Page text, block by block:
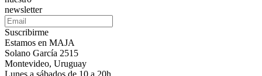
newsletter
Suscribirme
Estamos en MAJA
Solano García 2515
Montevideo, Uruguay
Lunes a sábados de 10 a 20h